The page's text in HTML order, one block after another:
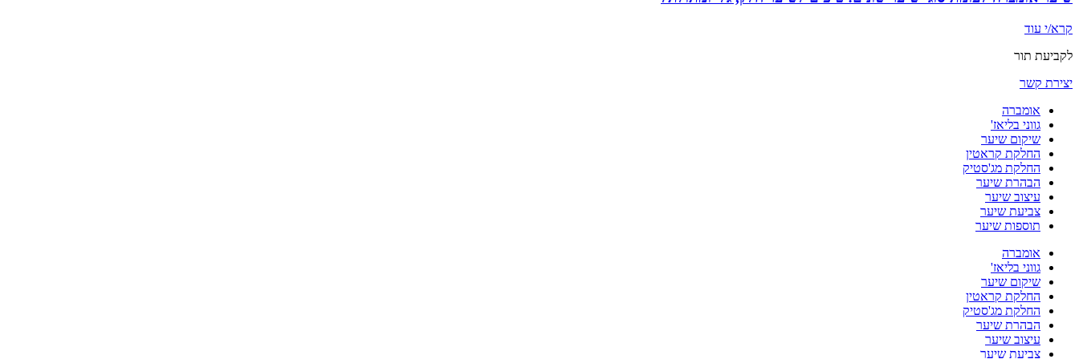
קרא/י עוד
לקביעת תור
יצירת קשר
אומברה
גווני בליאז'
שיקום שיער
החלקת קראטין
החלקת מג'סטיק
הבהרת שיער
עיצוב שיער
צביעת שיער
תוספות שיער
אומברה
גווני בליאז'
שיקום שיער
החלקת קראטין
החלקת מג'סטיק
הבהרת שיער
עיצוב שיער
צביעת שיער